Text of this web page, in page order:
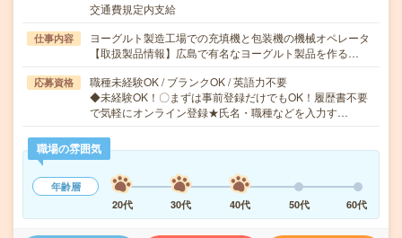
交通費規定内支給
仕事内容
ヨーグルト製造工場での充填機と包装機の機械オペレータ
【取扱製品情報】広島で有名なヨーグルト製品を作る…
応募資格
職種未経験OK / ブランクOK / 英語力不要
◆未経験OK！〇まずは事前登録だけでもOK！履歴書不要
で気軽にオンライン登録★氏名・職種などを入力す…
職場の雰囲気
年齢層
20代
30代 40代 50代 60代